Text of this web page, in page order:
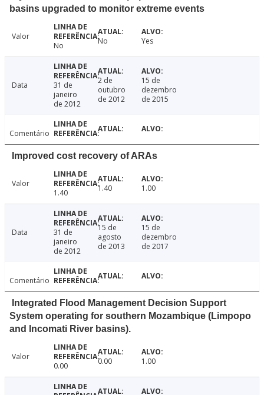
basins upgraded to monitor extreme events
Valor
No
No Yes
Data
31 de
janeiro
de 2012
2 de
outubro
de 2012
15 de
dezembro
de 2015
Comentário
Improved cost recovery of ARAs
Valor
1.40
1.40 1.00
Data
31 de
janeiro
de 2012
15 de
agosto
de 2013
15 de
dezembro
de 2017
Comentário
Integrated Flood Management Decision Support
System operating for southern Mozambique (Limpopo
and Incomati River basins).
Valor
0.00
0.00 1.00